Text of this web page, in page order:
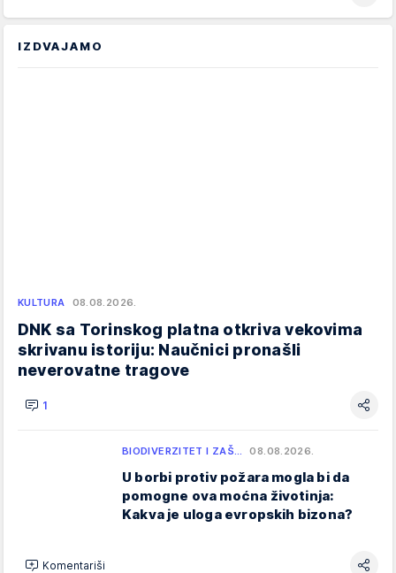
IZDVAJAMO
KULTURA 08.08.2026.
DNK sa Torinskog platna otkriva vekovima
skrivanu istoriju: Naučnici pronašli
neverovatne tragove
1
BIODIVERZITET I ZAŠ… 08.08.2026.
U borbi protiv požara mogla bi da
pomogne ova moćna životinja:
Kakva je uloga evropskih bizona?
Komentariši